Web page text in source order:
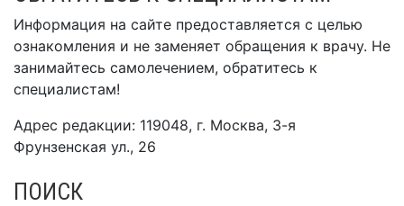
Информация на сайте предоставляется с целью
ознакомления и не заменяет обращения к врачу. Не
занимайтесь самолечением, обратитесь к
специалистам!
Адрес редакции: 119048, г. Москва, 3-я
Фрунзенская ул., 26
ПОИСК